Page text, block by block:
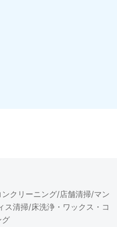
ンクリーニング/店舗清掃/マン
ス清掃/床洗浄・ワックス・コ
グ